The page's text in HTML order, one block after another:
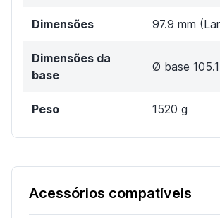
Dimensões 97.9 mm
Dimensões da
base
Ø base
Peso 1520 g
Acessórios compatíveis